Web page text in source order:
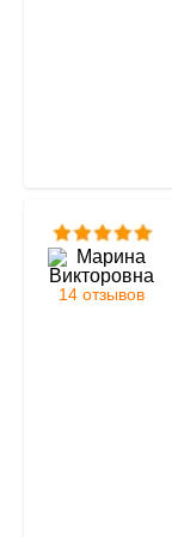
14 отзывов